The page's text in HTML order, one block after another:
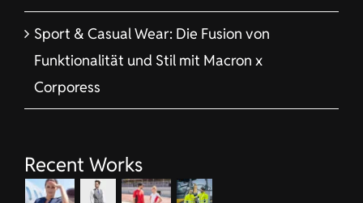
Sport & Casual Wear: Die Fusion von
Funktionalität und Stil mit Macron x
Corporess
Recent Works